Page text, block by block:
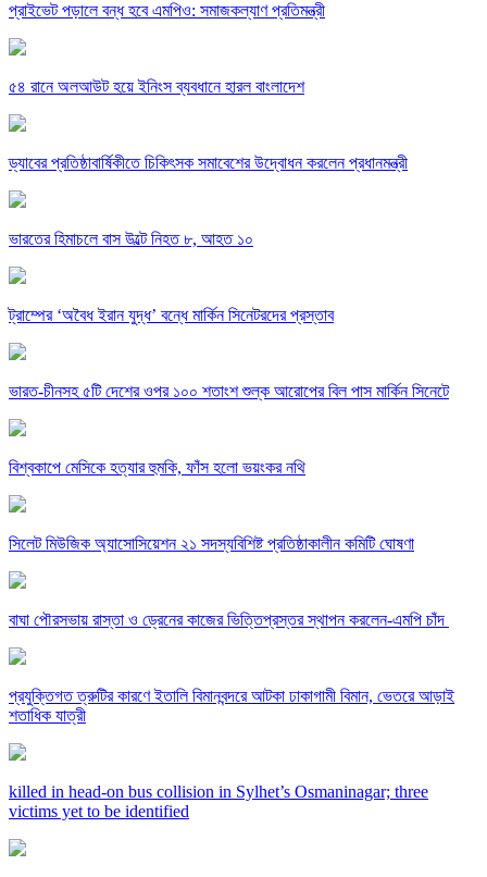
প্রাইভেট পড়ালে বন্ধ হবে এমপিও: সমাজকল্যাণ প্রতিমন্ত্রী
৫৪ রানে অলআউট হয়ে ইনিংস ব্যবধানে হারল বাংলাদেশ
ড্যাবের প্রতিষ্ঠাবার্ষিকীতে চিকিৎসক সমাবেশের উদ্বোধন করলেন প্রধানমন্ত্রী
ভারতের হিমাচলে বাস উল্টে নিহত ৮, আহত ১০
ট্রাম্পের ‘অবৈধ ইরান যুদ্ধ’ বন্ধে মার্কিন সিনেটরদের প্রস্তাব
ভারত-চীনসহ ৫টি দেশের ওপর ১০০ শতাংশ শুল্ক আরোপের বিল পাস মার্কিন সিনেটে
বিশ্বকাপে মেসিকে হত্যার হুমকি, ফাঁস হলো ভয়ংকর নথি
সিলেট মিউজিক অ্যাসোসিয়েশন ২১ সদস্যবিশিষ্ট প্রতিষ্ঠাকালীন কমিটি ঘোষণা
বাঘা পৌরসভায় রাস্তা ও ড্রেনের কাজের ভিত্তিপ্রস্তর স্থাপন করলেন-এমপি চাঁদ
প্রযুক্তিগত ত্রুটির কারণে ইতালি বিমানবন্দরে আটকা ঢাকাগামী বিমান, ভেতরে আড়াই
শতাধিক যাত্রী
killed in head-on bus collision in Sylhet’s Osmaninagar; three
victims yet to be identified